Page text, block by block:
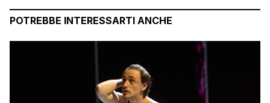
POTREBBE INTERESSARTI ANCHE